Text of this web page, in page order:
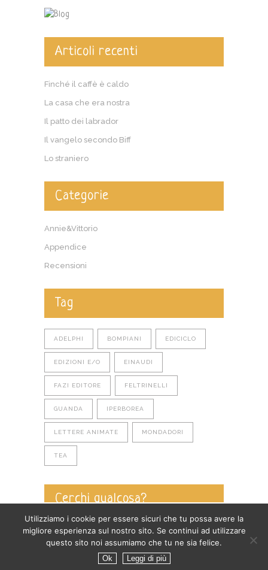
Articoli recenti
Finché il caffè è caldo
La casa che era nostra
Il patto dei labrador
Il vangelo secondo Biff
Lo straniero
Categorie
Annie&Vittorio
Appendice
Recensioni
Tag
ADELPHI BOMPIANI EDICICLO
EDIZIONI E/O EINAUDI
FAZI EDITORE FELTRINELLI
GUANDA IPERBOREA
LETTERE ANIMATE MONDADORI
TEA
Cerchi qualcosa?
Utilizziamo i cookie per essere sicuri che tu possa avere la
migliore esperienza sul nostro sito. Se continui ad utilizzare
questo sito noi assumiamo che tu ne sia felice.
Ok Leggi di più